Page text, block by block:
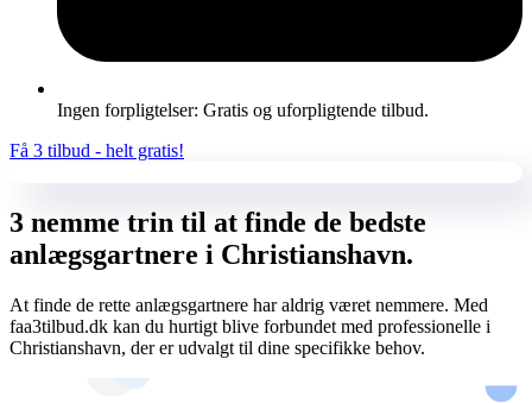
Ingen forpligtelser: Gratis og uforpligtende tilbud.
Få 3 tilbud - helt gratis!
3 nemme trin til at finde de bedste
anlægsgartnere i Christianshavn.
At finde de rette anlægsgartnere har aldrig været nemmere. Med
faa3tilbud.dk kan du hurtigt blive forbundet med professionelle i
Christianshavn, der er udvalgt til dine specifikke behov.